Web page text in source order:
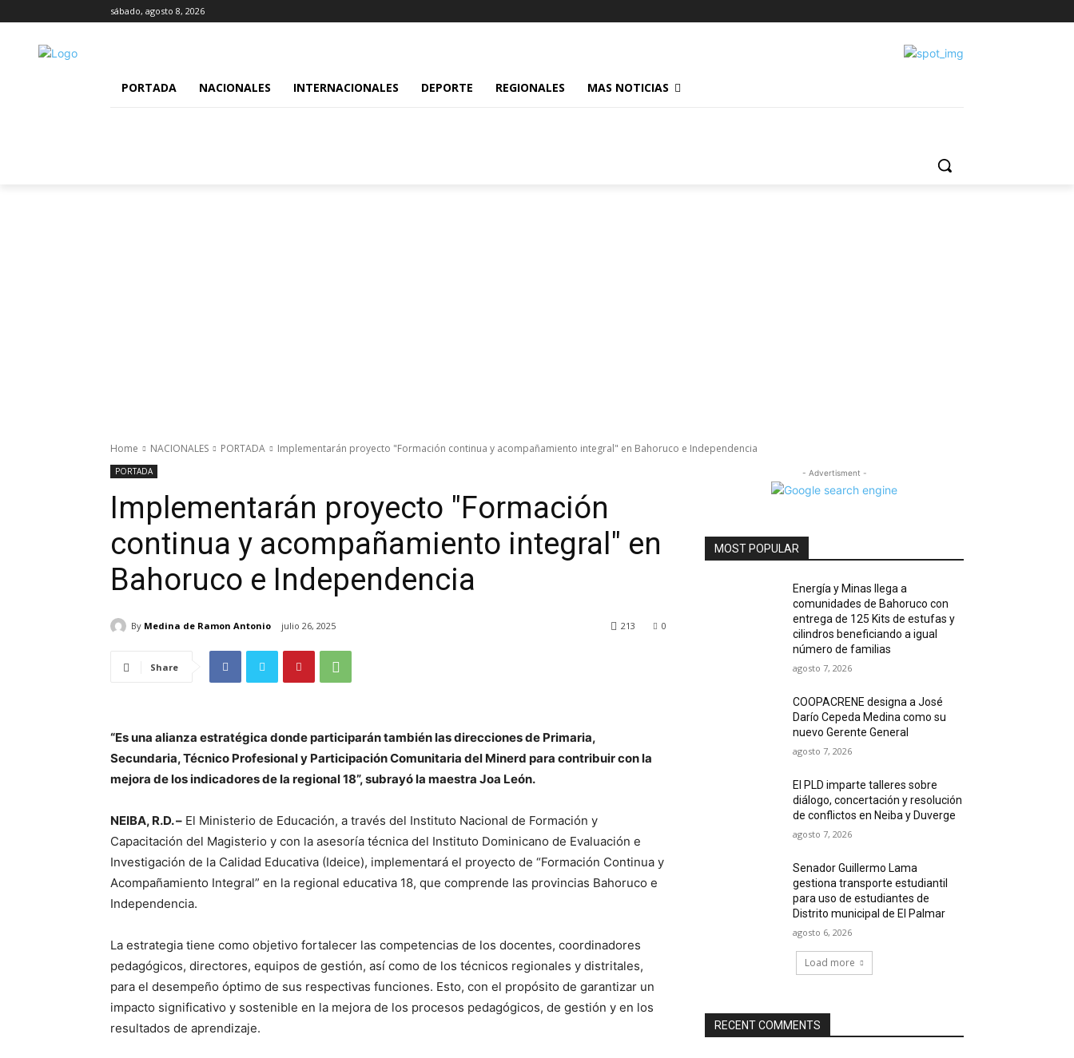
sábado, agosto 8, 2026
PORTADA NACIONALES INTERNACIONALES DEPORTE REGIONALES MAS NOTICIAS
Home NACIONALES PORTADA Implementarán proyecto "Formación continua y acompañamiento integral" en Bahoruco e Independencia
PORTADA
Implementarán proyecto "Formación
continua y acompañamiento integral" en
Bahoruco e Independencia
By Medina de Ramon Antonio julio 26, 2025 0
213
Share
“Es una alianza estratégica donde participarán también las direcciones de Primaria,
Secundaria, Técnico Profesional y Participación Comunitaria del Minerd para contribuir con la
mejora de los indicadores de la regional 18”, subrayó la maestra Joa León.
NEIBA, R.D. – El Ministerio de Educación, a través del Instituto Nacional de Formación y
Capacitación del Magisterio y con la asesoría técnica del Instituto Dominicano de Evaluación e
Investigación de la Calidad Educativa (Ideice), implementará el proyecto de “Formación Continua y
Acompañamiento Integral” en la regional educativa 18, que comprende las provincias Bahoruco e
Independencia.
La estrategia tiene como objetivo fortalecer las competencias de los docentes, coordinadores
pedagógicos, directores, equipos de gestión, así como de los técnicos regionales y distritales,
para el desempeño óptimo de sus respectivas funciones. Esto, con el propósito de garantizar un
impacto significativo y sostenible en la mejora de los procesos pedagógicos, de gestión y en los
resultados de aprendizaje.
- Advertisment -
MOST POPULAR
Energía y Minas llega a
comunidades de Bahoruco con
entrega de 125 Kits de estufas y
cilindros beneficiando a igual
número de familias
agosto 7, 2026
COOPACRENE designa a José
Darío Cepeda Medina como su
nuevo Gerente General
agosto 7, 2026
El PLD imparte talleres sobre
diálogo, concertación y resolución
de conflictos en Neiba y Duverge
agosto 7, 2026
Senador Guillermo Lama
gestiona transporte estudiantil
para uso de estudiantes de
Distrito municipal de El Palmar
agosto 6, 2026
Load more
RECENT COMMENTS